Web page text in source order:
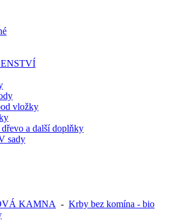
vložky
a další doplňky
sady
KAMNA - Krby bez komína - bio